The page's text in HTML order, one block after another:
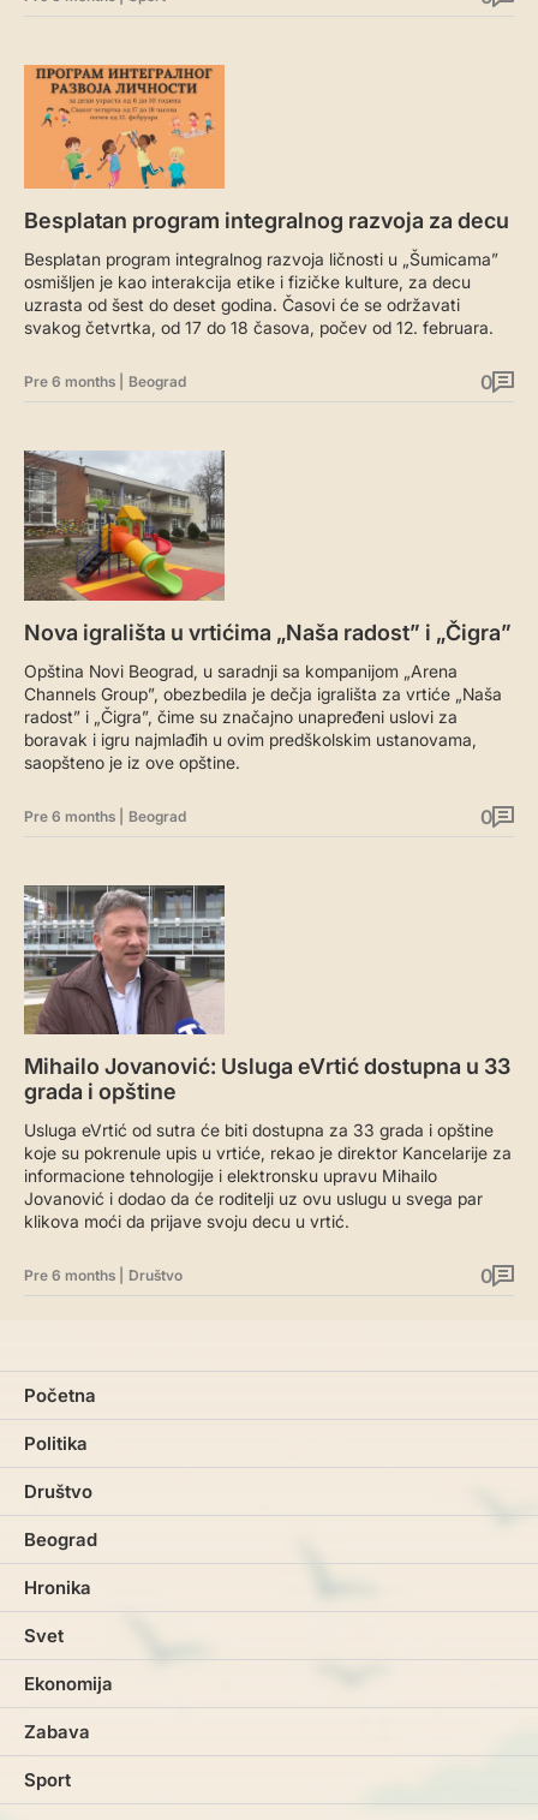
Besplatan program integralnog razvoja za decu
Besplatan program integralnog razvoja ličnosti u „Šumicama”
osmišljen je kao interakcija etike i fizičke kulture, za decu
uzrasta od šest do deset godina. Časovi će se održavati
svakog četvrtka, od 17 do 18 časova, počev od 12. februara.
Pre 6 months Beograd 0
Nova igrališta u vrtićima „Naša radost” i „Čigra”
Opština Novi Beograd, u saradnji sa kompanijom „Arena
Channels Group”, obezbedila je dečja igrališta za vrtiće „Naša
radost” i „Čigra”, čime su značajno unapređeni uslovi za
boravak i igru najmlađih u ovim predškolskim ustanovama,
saopšteno je iz ove opštine.
Pre 6 months Beograd 0
Mihailo Jovanović: Usluga eVrtić dostupna u 33
grada i opštine
Usluga eVrtić od sutra će biti dostupna za 33 grada i opštine
koje su pokrenule upis u vrtiće, rekao je direktor Kancelarije za
informacione tehnologije i elektronsku upravu Mihailo
Jovanović i dodao da će roditelji uz ovu uslugu u svega par
klikova moći da prijave svoju decu u vrtić.
Pre 6 months Društvo 0
Početna
Politika
Društvo
Beograd
Hronika
Svet
Ekonomija
Zabava
Sport